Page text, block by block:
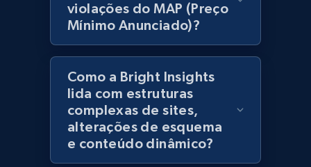
Lazada - Products
URL, Title, Rating, Reviews, Initial price, Final
price, Currency, Stock, and more.
991+ 165+ Comece agora
violações do MAP (Preço
Mínimo Anunciado)?
Como a Bright Insights
lida com estruturas
complexas de sites,
alterações de esquema
e conteúdo dinâmico?